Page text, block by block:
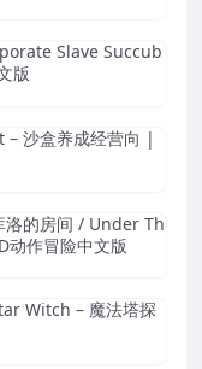
Slave Succub
版
沙盒养成经营向 |
洛的房间 / Under Th
动作冒险中文版
Witch – 魔法塔探